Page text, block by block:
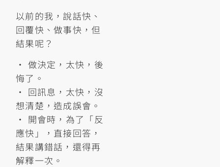
以前的我，說話快、
回覆快、做事快，但
結果呢？
• 做決定，太快，後
悔了。
• 回訊息，太快，沒
想清楚，造成誤會。
• 開會時，為了「反
應快」，直接回答，
結果講錯話，還得再
解釋一次。